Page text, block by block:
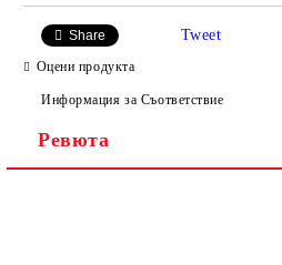
Share Tweet
Оцени продукта
Информация за Съответствие
Ревюта